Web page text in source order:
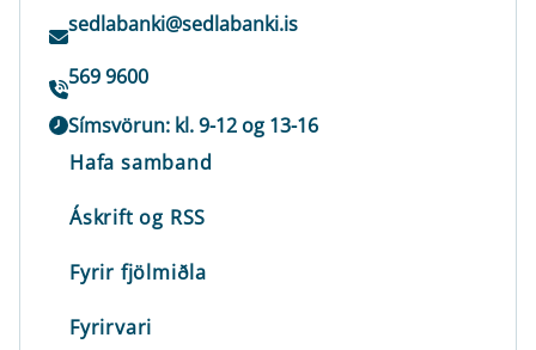
sedlabanki@sedlabanki.is
569 9600
Símsvörun: kl. 9-12 og 13-16
Hafa samband
Áskrift og RSS
Fyrir fjölmiðla
Fyrirvari